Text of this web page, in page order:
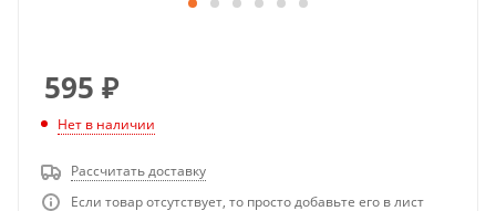
595 ₽
Нет в наличии
Рассчитать доставку
Если товар отсутствует, то просто добавьте его в лист